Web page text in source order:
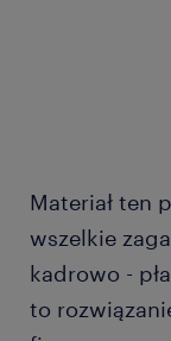
Materiał ten
wszelkie
kadrowo -
to